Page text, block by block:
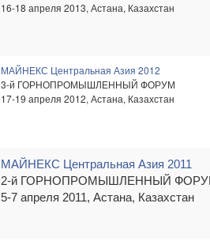
16-18 апреля 2013, Астана, Казахстан
МАЙНЕКС Центральная Азия 2012
3-й ГОРНОПРОМЫШЛЕННЫЙ ФОРУМ
17-19 апреля 2012, Астана, Казахстан
МАЙНЕКС Центральная Азия 2011
2-й ГОРНОПРОМЫШЛЕННЫЙ
5-7 апреля 2011, Астана, Казахстан